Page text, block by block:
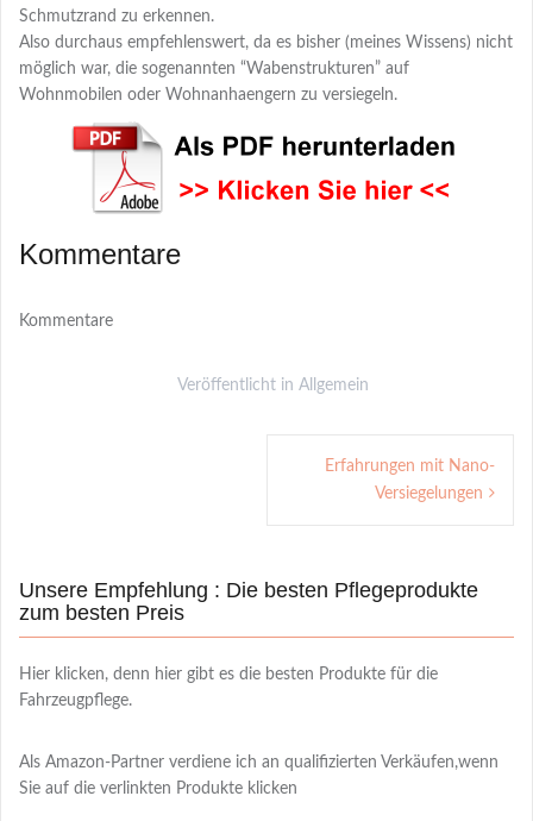
Schmutzrand zu erkennen.
Also durchaus empfehlenswert, da es bisher (meines Wissens) nicht
möglich war, die sogenannten “Wabenstrukturen” auf
Wohnmobilen oder Wohnanhaengern zu versiegeln.
Kommentare
Kommentare
Veröffentlicht in Allgemein
Erfahrungen mit Nano-
Versiegelungen
Unsere Empfehlung : Die besten Pflegeprodukte
zum besten Preis
Hier klicken, denn hier gibt es die besten Produkte für die
Fahrzeugpflege.
Als Amazon-Partner verdiene ich an qualifizierten Verkäufen,wenn
Sie auf die verlinkten Produkte klicken